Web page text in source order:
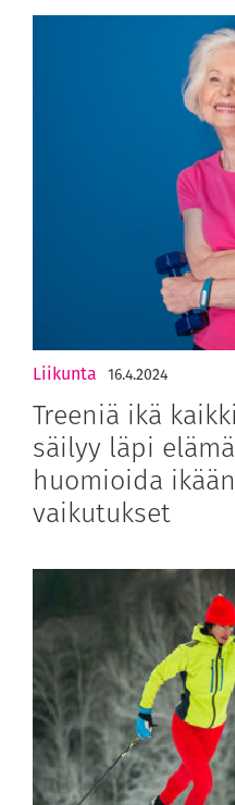
Liikunta 16.4.2024
Treeniä ikä
säilyy läpi
huomioida
vaikutukset